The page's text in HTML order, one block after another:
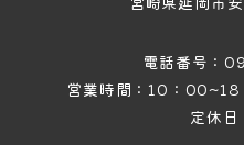
電話番号：
営業時間：10：
定休日